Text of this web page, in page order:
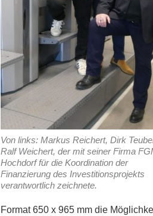
Von links: Markus Reichert, Dirk
Ralf Weichert, der mit seiner Firma
Hochdorf für die Koordination der
Finanzierung des Investitionsprojekts
verantwortlich zeichnete.
Format 650 x 965 mm die